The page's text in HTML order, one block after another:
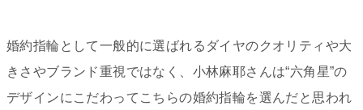
婚約指輪として一般的に選ばれるダイヤのクオリティや大
きさやブランド重視ではなく、小林麻耶さんは“六角星”の
デザインにこだわってこちらの婚約指輪を選んだと思われ